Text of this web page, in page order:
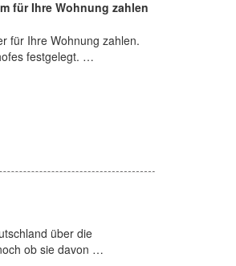
für Ihre Wohnung zahlen
für Ihre Wohnung zahlen.
festgelegt. …
über die
ob sie davon …